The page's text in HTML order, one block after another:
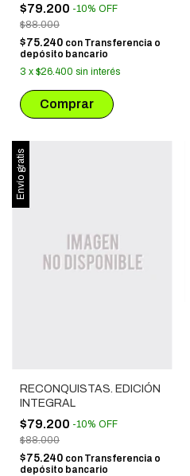
$79.200 -10% OFF
$88.000
$75.240 con Transferencia o
depósito bancario
3 x $26.400 sin interés
Envío gratis
RECONQUISTAS. EDICIÓN
INTEGRAL
$79.200 -10% OFF
$88.000
$75.240 con Transferencia o
depósito bancario